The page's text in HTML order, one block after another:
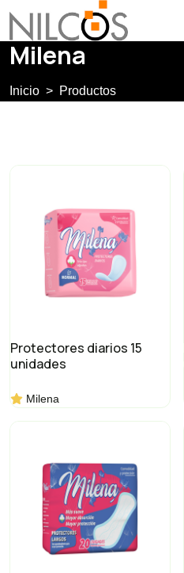
Milena
Inicio Productos
Protectores diarios 15
unidades
Milena